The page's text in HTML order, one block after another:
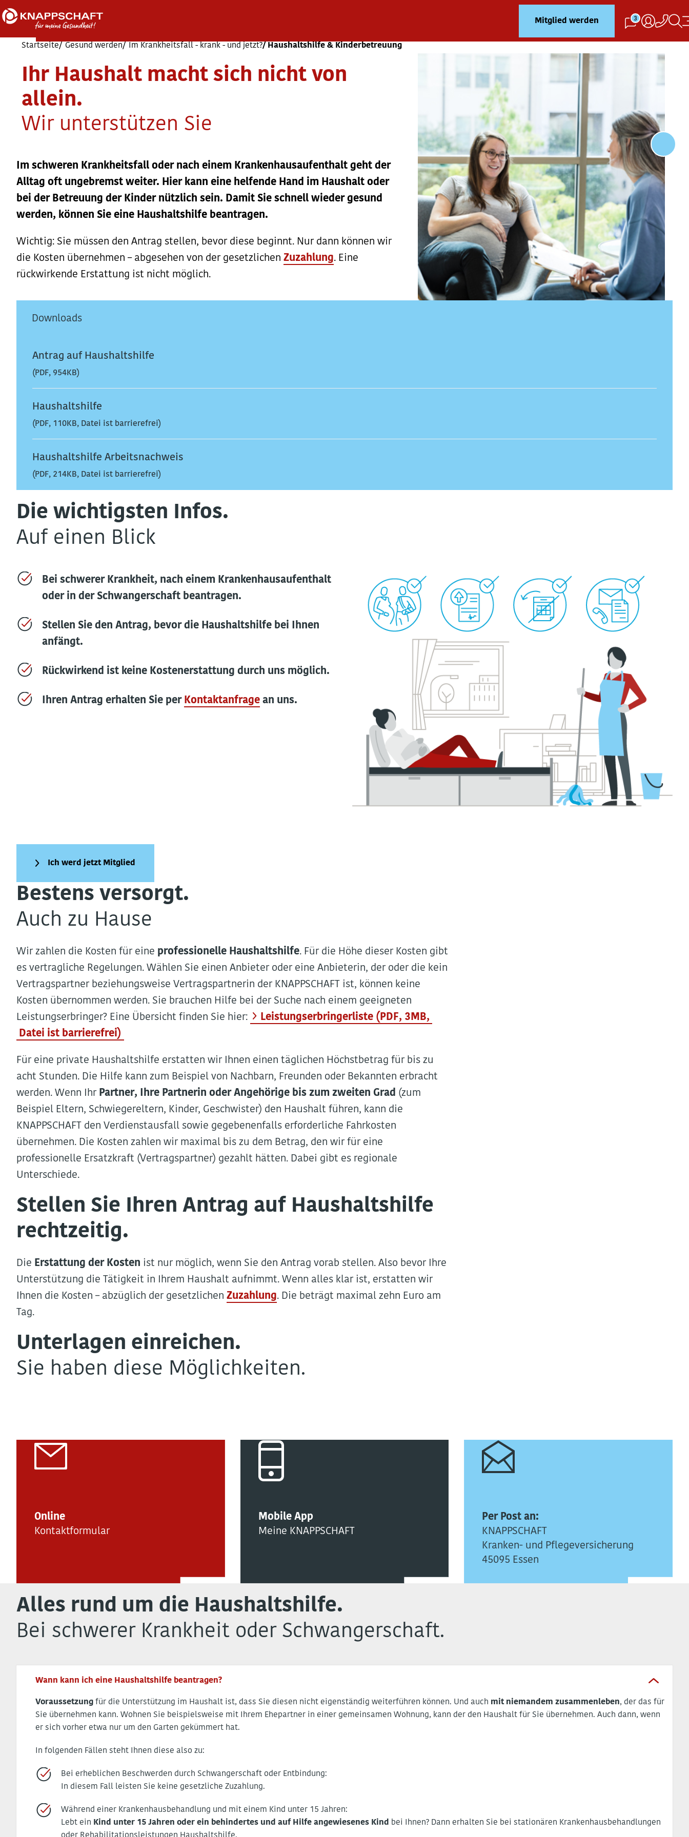
Mitglied werden 3
Startseite Gesund werden Im Krankheitsfall - krank - und jetzt? Haushaltshilfe & Kinderbetreuung
Ihr Haushalt macht sich nicht von
allein.
Wir unterstützen Sie
Im schweren Krankheitsfall oder nach einem Krankenhausaufenthalt geht der
Alltag oft ungebremst weiter. Hier kann eine helfende Hand im Haushalt oder
bei der Betreuung der Kinder nützlich sein. Damit Sie schnell wieder gesund
werden, können Sie eine Haushaltshilfe beantragen.
Wichtig: Sie müssen den Antrag stellen, bevor diese beginnt. Nur dann können wir
die Kosten übernehmen – abgesehen von der gesetzlichen Zuzahlung. Eine
rückwirkende Erstattung ist nicht möglich.
Downloads
Antrag auf Haushaltshilfe
(PDF, 954KB)
Haushaltshilfe
(PDF, 110KB, Datei ist barrierefrei)
Haushaltshilfe Arbeitsnachweis
(PDF, 214KB, Datei ist barrierefrei)
Die wichtigsten Infos.
Auf einen Blick
Bei schwerer Krankheit, nach einem Krankenhausaufenthalt
oder in der Schwangerschaft beantragen.
Stellen Sie den Antrag, bevor die Haushaltshilfe bei Ihnen
anfängt.
Rückwirkend ist keine Kostenerstattung durch uns möglich.
Ihren Antrag erhalten Sie per Kontaktanfrage an uns.
Ich werd jetzt Mitglied
Bestens versorgt.
Auch zu Hause
Wir zahlen die Kosten für eine professionelle Haushaltshilfe. Für die Höhe dieser Kosten gibt
es vertragliche Regelungen. Wählen Sie einen Anbieter oder eine Anbieterin, der oder die kein
Vertragspartner beziehungsweise Vertragspartnerin der KNAPPSCHAFT ist, können keine
Kosten übernommen werden. Sie brauchen Hilfe bei der Suche nach einem geeigneten
Leistungserbringer? Eine Übersicht finden Sie hier:
Leistungserbringerliste (PDF, 3MB,
Datei ist barrierefrei)
Für eine private Haushaltshilfe erstatten wir Ihnen einen täglichen Höchstbetrag für bis zu
acht Stunden. Die Hilfe kann zum Beispiel von Nachbarn, Freunden oder Bekannten erbracht
werden. Wenn Ihr Partner, Ihre Partnerin oder Angehörige bis zum zweiten Grad (zum
Beispiel Eltern, Schwiegereltern, Kinder, Geschwister) den Haushalt führen, kann die
KNAPPSCHAFT den Verdienstausfall sowie gegebenenfalls erforderliche Fahrkosten
übernehmen. Die Kosten zahlen wir maximal bis zu dem Betrag, den wir für eine
professionelle Ersatzkraft (Vertragspartner) gezahlt hätten. Dabei gibt es regionale
Unterschiede.
Stellen Sie Ihren Antrag auf Haushaltshilfe
rechtzeitig.
Die Erstattung der Kosten ist nur möglich, wenn Sie den Antrag vorab stellen. Also bevor Ihre
Unterstützung die Tätigkeit in Ihrem Haushalt aufnimmt. Wenn alles klar ist, erstatten wir
Ihnen die Kosten – abzüglich der gesetzlichen Zuzahlung. Die beträgt maximal zehn Euro am
Tag.
Unterlagen einreichen.
Sie haben diese Möglichkeiten.
Online
Kontaktformular
Mobile App
Meine KNAPPSCHAFT
Per Post an:
KNAPPSCHAFT
Kranken- und Pflegeversicherung
45095 Essen
Alles rund um die Haushaltshilfe.
Bei schwerer Krankheit oder Schwangerschaft.
Wann kann ich eine Haushaltshilfe beantragen?
Voraussetzung für die Unterstützung im Haushalt ist, dass Sie diesen nicht eigenständig weiterführen können. Und auch mit niemandem zusammenleben, der das für
Sie übernehmen kann. Wohnen Sie beispielsweise mit Ihrem Ehepartner in einer gemeinsamen Wohnung, kann der den Haushalt für Sie übernehmen. Auch dann, wenn
er sich vorher etwa nur um den Garten gekümmert hat.
In folgenden Fällen steht Ihnen diese also zu:
Bei erheblichen Beschwerden durch Schwangerschaft oder Entbindung:
In diesem Fall leisten Sie keine gesetzliche Zuzahlung.
Während einer Krankenhausbehandlung und mit einem Kind unter 15 Jahren:
Lebt ein Kind unter 15 Jahren oder ein behindertes und auf Hilfe angewiesenes Kind bei Ihnen? Dann erhalten Sie bei stationären Krankenhausbehandlungen
oder Rehabilitationsleistungen Haushaltshilfe.